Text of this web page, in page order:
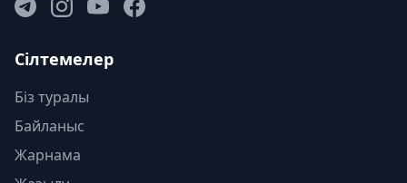
Сілтемелер
Біз туралы
Байланыс
Жарнама